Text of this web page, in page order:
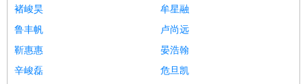
褚峻昊
牟星融
鲁丰帆
卢尚远
靳惠惠
晏浩翰
辛峻磊
危旦凯